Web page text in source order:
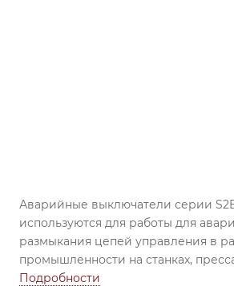
Аварийные выключатели серии
используются для работы для
размыкания цепей управления в
промышленности на станках,
и шкафах управления, панелях
Подробности